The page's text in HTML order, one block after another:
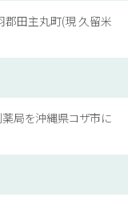
郡田主丸町(現 久留米
局を沖縄県コザ市に